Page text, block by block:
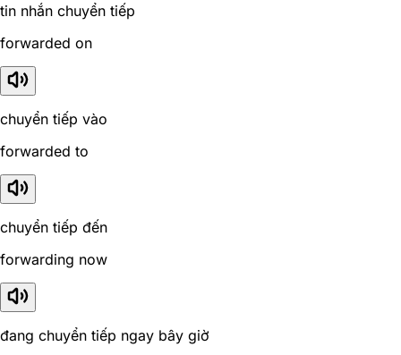
tin nhắn chuyển tiếp
forwarded on
chuyển tiếp vào
forwarded to
chuyển tiếp đến
forwarding now
đang chuyển tiếp ngay bây giờ